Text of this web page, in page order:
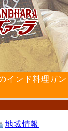
インド料理ガ
地域情報